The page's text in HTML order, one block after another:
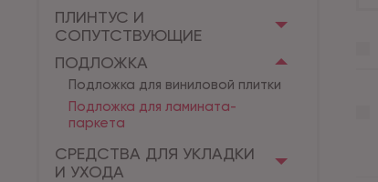
ПЛИНТУС И
СОПУТСТВУЮЩИЕ
ПОДЛОЖКА
Подложка для виниловой плитки
Подложка для ламината-
паркета
СРЕДСТВА ДЛЯ УКЛАДКИ
И УХОДА